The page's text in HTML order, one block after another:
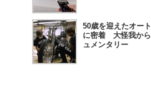
50歳を迎えたオー
に密着 大怪我から
ュメンタリー